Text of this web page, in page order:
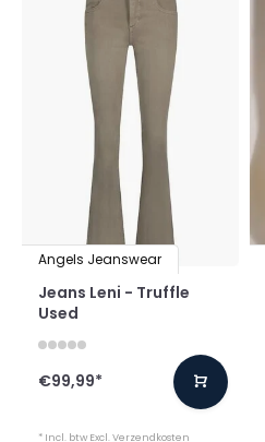
Angels Jeanswear
Jeans Leni - Truffle
Used
€99,99*
* Incl. btw Excl.Verzendkosten